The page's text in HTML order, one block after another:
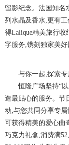
留影纪念。法国知名
列水晶及香水,更有
得Lalique精美旅行收
字服务,镌刻独家美好
与你一起,探索
恒隆广场坚持“
造最贴心的服务。节
动,与您共同分享专
可获得精美的爱心曲
巧克力礼盒,消费满